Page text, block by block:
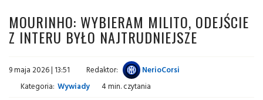
MOURINHO: WYBIERAM MILITO, ODEJŚCIE
Z INTERU BYŁO NAJTRUDNIEJSZE
9 maja 2026 | 13:51 Redaktor:
NerioCorsi
Kategoria: Wywiady 4 min. czytania